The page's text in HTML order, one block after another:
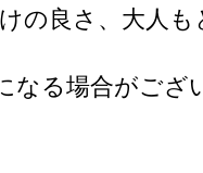
良さ、大人も
る場合がござ